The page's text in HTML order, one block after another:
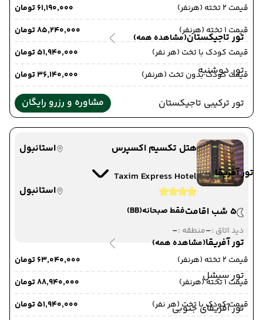
تور تاجیکستان(مشاهده همه)
تور دوشنبه
تور ترکیبی تاجیکستان
تور آفریقا
تور آفریقا(مشاهده همه)
تور سیشل
تور آفریقای جنوبی
قیمت 2 تخته (هرنفر)
۶۱٬۱۹۰٬۰۰۰ تومان
قیمت 1 تخته (هرنفر)
۸۵٬۲۴۰٬۰۰۰ تومان
قیمت کودک با تخت (هر نفر)
۵۱٬۹۴۰٬۰۰۰ تومان
قیمت کودک بدون تخت (هرنفر)
۳۶٬۱۴۰٬۰۰۰ تومان
مشاوره و رزرو رایگان
هتل تکسیم اکسپرس
استانبول
Taxim Express Hotel
استانبول
5 شب اقامت
فقط صبحانه(BB)
دید اتاق :-منطقه :-
قیمت 2 تخته (هرنفر)
۶۳٬۰۴۰٬۰۰۰ تومان
قیمت 1 تخته (هرنفر)
۸۸٬۹۴۰٬۰۰۰ تومان
قیمت کودک با تخت (هر نفر)
۵۱٬۹۴۰٬۰۰۰ تومان